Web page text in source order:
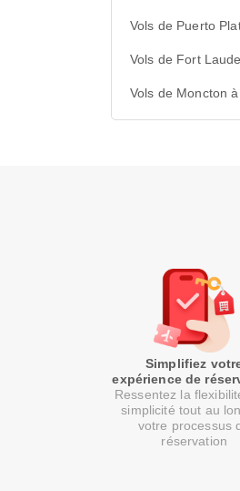
Vols de Puerto
Vols de Fort
Vols de Moncton
Simplifiez
expérience de
Ressentez la
simplicité tout au
votre processus
réservation